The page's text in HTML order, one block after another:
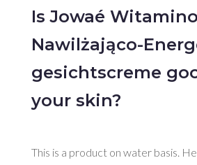
Is Jowaé
Nawilżająco-
gesichtscreme
your skin?
This is a product on water basis.